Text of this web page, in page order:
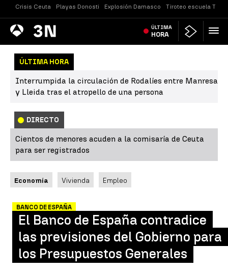
Crisis Ceuta Playas Donosti Explosión Damasco Tiroteo escuela
Antena
3 Noticias ÚLTIMA
HORA
ÚLTIMA HORA
Interrumpida la circulación de Rodalíes entre Manresa
y Lleida tras el atropello de una persona
DIRECTO
Cientos de menores acuden a la comisaría de Ceuta
para ser registrados
Economía Vivienda Empleo
BANCO DE ESPAÑA
El Banco de España contradice
las previsiones del Gobierno para
los Presupuestos Generales